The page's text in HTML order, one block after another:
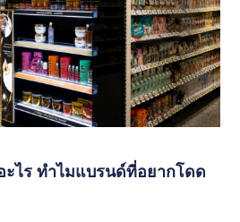
ะไร ทำไมแบรนด์ที่อยากโดด